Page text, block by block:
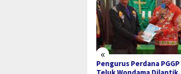
«
Pengurus Perdana PGGP